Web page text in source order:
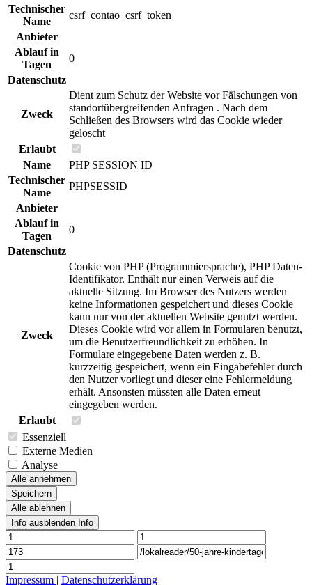
Technischer
Name
csrf_contao_csrf_token
Anbieter
Ablauf in
Tagen
0
Datenschutz
Zweck
Dient zum Schutz der Website vor Fälschungen von
standortübergreifenden Anfragen . Nach dem
Schließen des Browsers wird das Cookie wieder
gelöscht
Erlaubt
Name
PHP SESSION ID
Technischer
Name
PHPSESSID
Anbieter
Ablauf in
Tagen
0
Datenschutz
Zweck
Cookie von PHP (Programmiersprache), PHP Daten-
Identifikator. Enthält nur einen Verweis auf die
aktuelle Sitzung. Im Browser des Nutzers werden
keine Informationen gespeichert und dieses Cookie
kann nur von der aktuellen Website genutzt werden.
Dieses Cookie wird vor allem in Formularen benutzt,
um die Benutzerfreundlichkeit zu erhöhen. In
Formulare eingegebene Daten werden z. B.
kurzzeitig gespeichert, wenn ein Eingabefehler durch
den Nutzer vorliegt und dieser eine Fehlermeldung
erhält. Ansonsten müssten alle Daten erneut
eingegeben werden.
Erlaubt
Essenziell
Externe Medien
Analyse
Alle annehmen
Speichern
Alle ablehnen
Info ausblenden Info
Impressum | Datenschutzerklärung